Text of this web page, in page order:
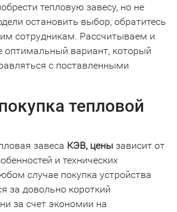
тепловую завесу, но не
остановить выбор, обратитесь
сотрудникам. Рассчитываем и
оптимальный вариант, который
с поставленными
тепловой
завеса КЭВ, цены зависит от
и технических
случае покупка устройства
за довольно короткий
за счет экономии на